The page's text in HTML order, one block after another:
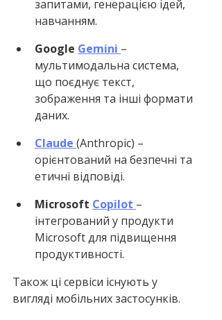
запитами, генерацією ідей,
навчанням.
Google Gemini –
мультимодальна система,
що поєднує текст,
зображення та інші формати
даних.
Claude (Anthropic) –
орієнтований на безпечні та
етичні відповіді.
Microsoft Copilot –
інтегрований у продукти
Microsoft для підвищення
продуктивності.
Також ці сервіси існують у
вигляді мобільних застосунків.